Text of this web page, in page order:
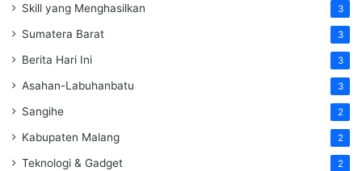
Skill yang Menghasilkan 3
Sumatera Barat 3
Berita Hari Ini 3
Asahan-Labuhanbatu 3
Sangihe 2
Kabupaten Malang 2
Teknologi & Gadget 2